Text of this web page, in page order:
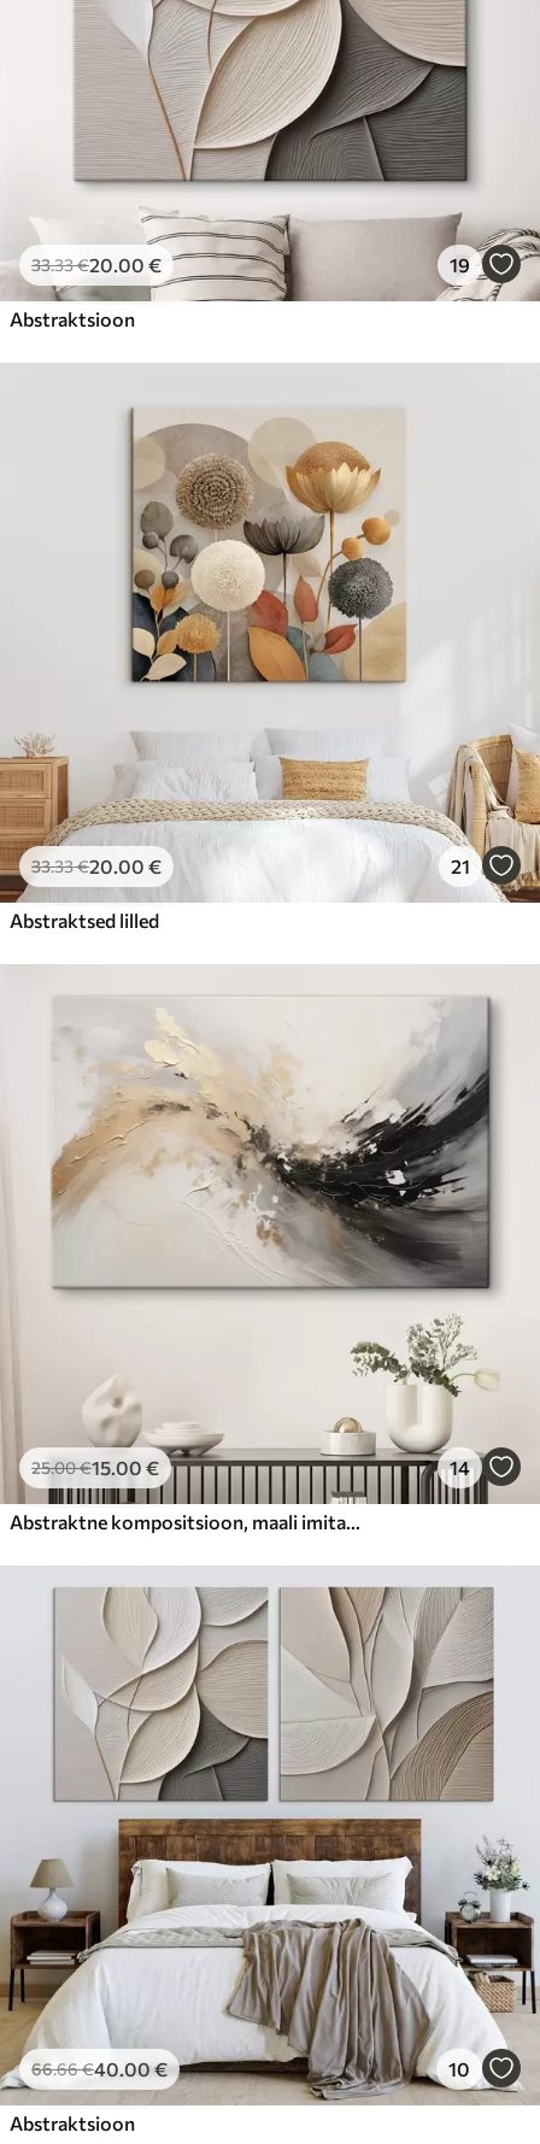
33.33€20.00 € 19
Abstraktsioon
33.33€20.00 € 21
Abstraktsed lilled
25.00€15.00 € 14
Abstraktne kompositsioon, maali imitatsioon
66.66€40.00€ 10
Abstraktsioon